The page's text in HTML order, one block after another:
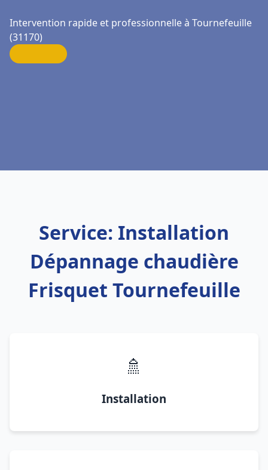
Intervention rapide et professionnelle à Tournefeuille
(31170)
Service: Installation
Dépannage chaudière
Frisquet Tournefeuille
🚿
Installation